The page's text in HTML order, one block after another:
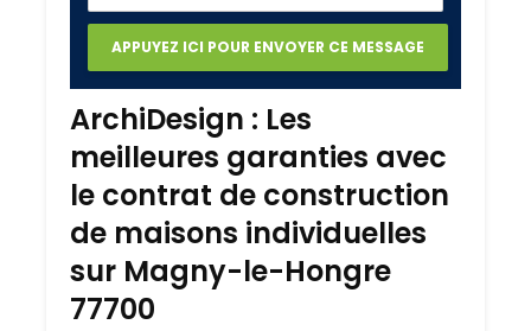
ArchiDesign : Les
meilleures garanties avec
le contrat de construction
de maisons individuelles
sur Magny-le-Hongre
77700